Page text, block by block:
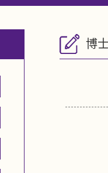
博